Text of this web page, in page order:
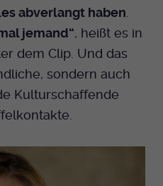
abverlangt haben
jemand“, heißt es in
dem Clip. Und das
sondern auch
Kulturschaffende